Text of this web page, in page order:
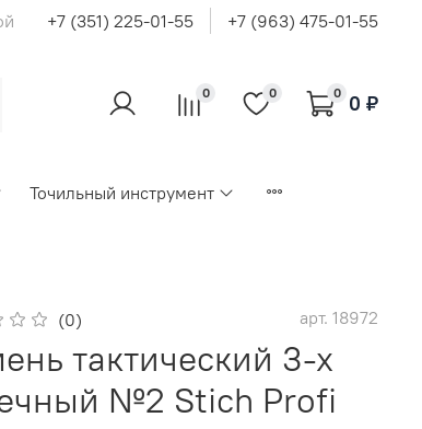
+7 (351) 225-01-55 +7 (963) 475-01-55
0 0 0 0 ₽
Точильный инструмент
(0) арт. 18972
тактический 3-х
№2 Stich Profi